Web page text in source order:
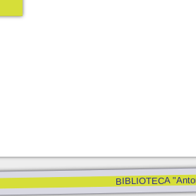
BIBLIOTECA